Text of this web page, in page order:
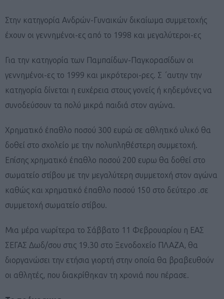
Στην κατηγορία Ανδρών-Γυναικών δικαίωμα συμμετοχής
έχουν οι γεννημένοι-ες από το 1998 και μεγαλύτεροι-ες
Για την κατηγορία των Παμπαίδων-Παγκορασίδων οι
γεννημένοι-ες το 1999 και μικρότεροι-ρες. Σ ΄αυτην την
κατηγορία δίνεται η ευχέρεια στους γονείς ή κηδεμόνες να
συνοδεύσουν τα πολύ μικρά παιδιά στον αγώνα.
Χρηματικό έπαθλο ποσού 300 ευρώ σε αθλητικό υλικό θα
δοθεί στο σχολείο με την πολυπληθέστερη συμμετοχή.
Επίσης χρηματικό έπαθλο ποσού 200 ευρω θα δοθεί στο
σωματείο στίβου με την μεγαλύτερη συμμετοχή στον αγώνα
καθώς και χρηματικό έπαθλο ποσού 150 στο δεύτερο .σε
συμμετοχή σωματείο στίβου.
Μια μέρα νωρίτερα το Σάββατο 11 Φεβρουαρίου η ΕΑΣ
ΣΕΓΑΣ Δωδ/σου στις 19.30 στο Ξενοδοχείο ΠΛΑΖΑ, θα
διοργανώσει την ετήσια γιορτή στην οποία θα βραβευθούν
οι αθλητές, που διακρίθηκαν τη χρονιά που πέρασε.